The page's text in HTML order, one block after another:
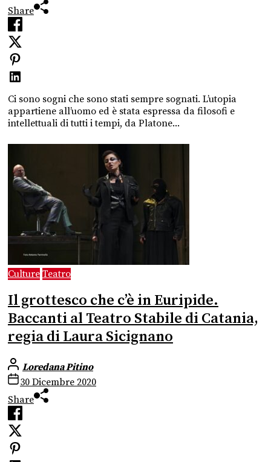
Share
Ci sono sogni che sono stati sempre sognati. L’utopia
appartiene all’uomo ed è stata espressa da filosofi e
intellettuali di tutti i tempi, da Platone...
Culture Teatro
Il grottesco che c’è in Euripide.
Baccanti al Teatro Stabile di Catania,
regia di Laura Sicignano
Loredana Pitino
30 Dicembre 2020
Share